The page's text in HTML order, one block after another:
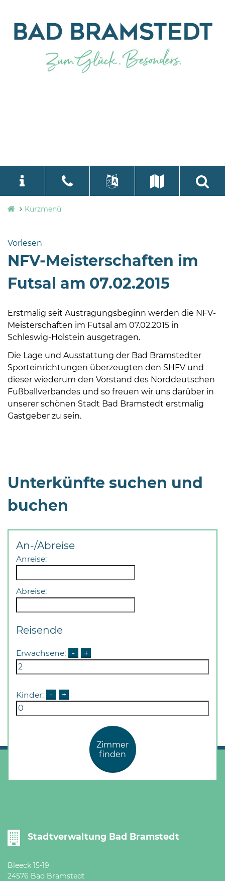
Stadtverwaltung
Bramstedt
24576 Bad
Bramstedt
506-
zentrale@badbramstedt.de
Mo,
Di,
Fr
08
08
und
außerhalb
nach
Vereinbarung.
language
Kurzmenü
Vorlesen
NFV-Meisterschaften im
Futsal am 07.02.2015
Erstmalig seit Austragungsbeginn werden die NFV-
Meisterschaften im Futsal am 07.02.2015 in
Schleswig-Holstein ausgetragen.
Die Lage und Ausstattung der Bad Bramstedter
Sporteinrichtungen überzeugten den SHFV und
dieser wiederum den Vorstand des Norddeutschen
Fußballverbandes und so freuen wir uns darüber in
unserer schönen Stadt Bad Bramstedt erstmalig
Gastgeber zu sein.
Unterkünfte suchen und
buchen
An-/Abreise
Anreise:
Abreise:
Reisende
Erwachsene: - +
Kinder: - +
Zimmer
finden
Stadtverwaltung Bad Bramstedt
Bleeck 15-19
24576 Bad Bramstedt